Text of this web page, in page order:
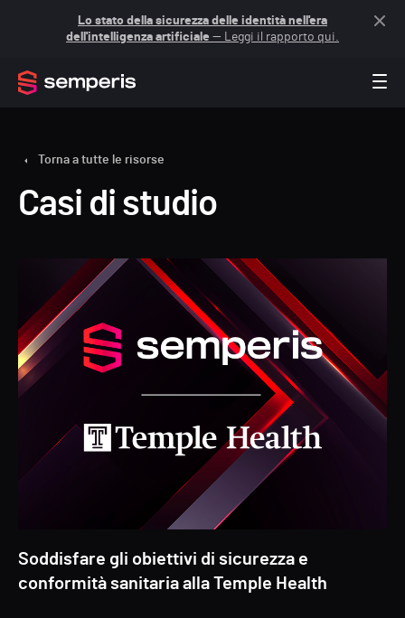
Lo stato della sicurezza delle identità nell'era
dell'intelligenza artificiale — Leggi il rapporto qui.
Torna a tutte le risorse
Casi di studio
Soddisfare gli obiettivi di sicurezza e
conformità sanitaria alla Temple Health